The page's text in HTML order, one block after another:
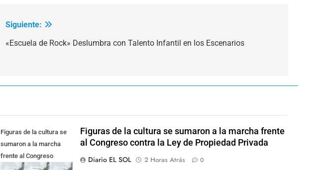
Siguiente:
«Escuela de Rock» Deslumbra con Talento Infantil en los Escenarios
Figuras de la cultura se
sumaron a la marcha
frente al Congreso
contra la Ley de
Figuras de la cultura se sumaron a la marcha frente
al Congreso contra la Ley de Propiedad Privada
Diario EL SOL
2 Horas Atrás 0